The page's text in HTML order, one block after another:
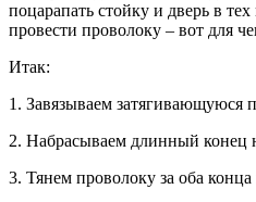
поцарапать стойку и дверь в
провести проволоку – вот для
Итак:
1. Завязываем затягивающуюся
2. Набрасываем длинный конец
3. Тянем проволоку за оба конца